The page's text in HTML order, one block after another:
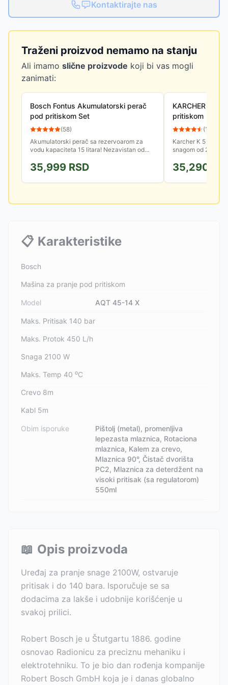
Kontaktirajte nas
Traženi proizvod nemamo na stanju
Ali imamo slične proizvode koji bi vas mogli
zanimati:
Bosch Fontus Akumulatorski perač
pod pritiskom Set
(58)
Akumulatorski perač sa rezervoarom za
vodu kapaciteta 15 litara! Nezavistan od
bez ograničenja.
35,999 RSD
KARCHER K 5
pritiskom
(11
Karcher K 5
snagom od
namotavanje creva
35,290
📋 Karakteristike
Bosch
Mašina za pranje pod pritiskom
Model AQT 45-14 X
Maks. Pritisak 140 bar
Maks. Protok 450 L/h
Snaga 2100 W
Maks. Temp 40 ⁰C
Crevo 8m
Kabl 5m
Obim isporuke
Pištolj (metal), promenljiva
lepezasta mlaznica, Rotaciona
mlaznica, Kalem za crevo,
Mlaznica 90°, Čistač dvorišta
PC2, Mlaznica za deterdžent na
visoki pritisak (sa regulatorom)
550ml
📖 Opis proizvoda
Uređaj za pranje snage 2100W, ostvaruje
pritisak i do 140 bara. Isporučuje se sa
dodacima za lakše i udobnije korišćenje u
svakoj prilici.
Robert Bosch je u Štutgartu 1886. godine
osnovao Radionicu za preciznu mehaniku i
elektrotehniku. To je bio dan rođenja kompanije
Robert Bosch GmbH koja je i danas globalno